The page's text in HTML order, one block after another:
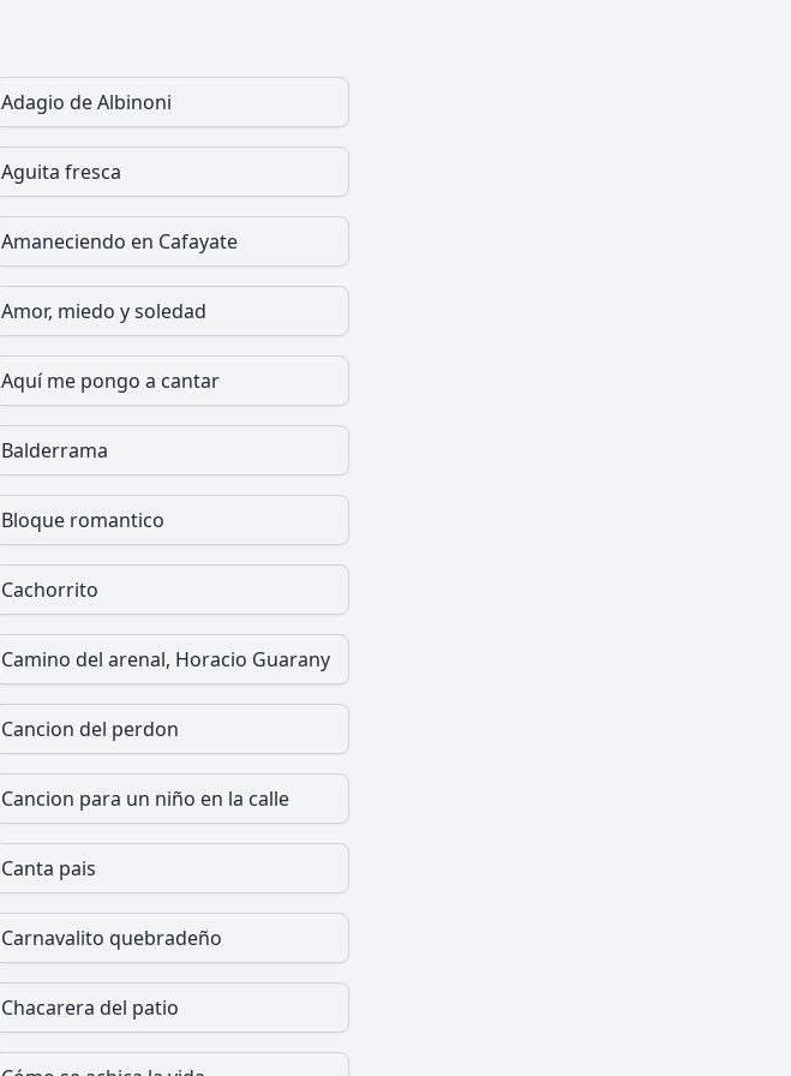
Adagio de Albinoni
Aguita fresca
Amaneciendo en Cafayate
Amor, miedo y soledad
Aquí me pongo a cantar
Balderrama
Bloque romantico
Cachorrito
Camino del arenal, Horacio Guarany
Cancion del perdon
Cancion para un niño en la calle
Canta pais
Carnavalito quebradeño
Chacarera del patio